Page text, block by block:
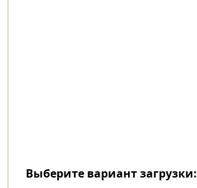
Выберите вариант загрузки: